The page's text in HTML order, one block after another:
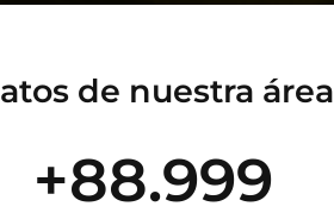
de nuestra área
+88.999